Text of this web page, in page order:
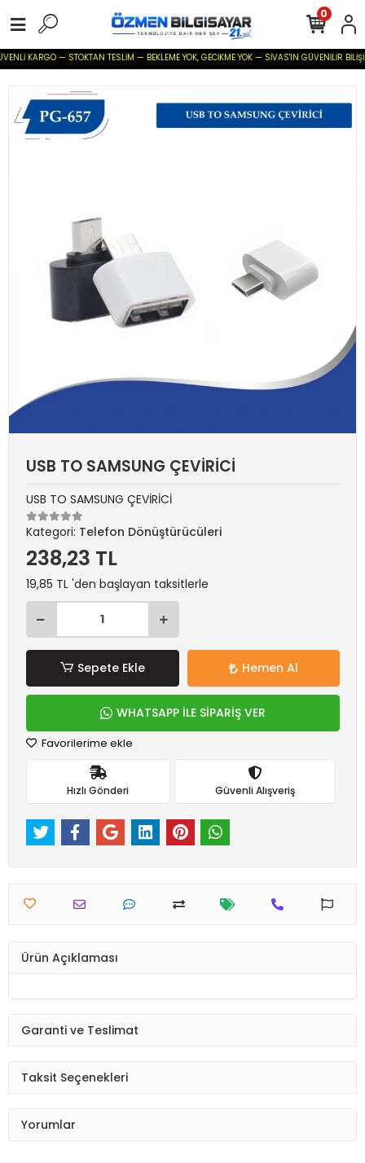
KARGO — STOKTAN TESLİM — BEKLEME YOK, GECİKME YOK — SİVAS'IN GÜVENİLİR BİLİŞİM
0
USB TO SAMSUNG ÇEVİRİCİ
USB TO SAMSUNG ÇEVİRİCİ
Kategori: Telefon Dönüştürücüleri
238,23 TL
19,85 TL 'den başlayan taksitlerle
Sepete Ekle Hemen Al
WHATSAPP İLE SİPARİŞ VER
Favorilerime ekle
Hızlı Gönderi Güvenli Alışveriş
Ürün Açıklaması
Garanti ve Teslimat
Taksit Seçenekleri
Yorumlar